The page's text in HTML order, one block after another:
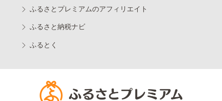
ふるさとプレミアムのアフィリエイト
ふるさと納税ナビ
ふるとく